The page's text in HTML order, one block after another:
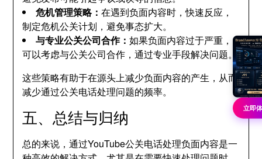
危机管理策略：在遇到负面内容时，快速反应，
制定危机公关计划，避免事态扩大。
与专业公关公司合作：如果负面内容过于严重，
可以考虑与公关公司合作，通过专业手段解决问题。
这些策略有助于在源头上减少负面内容的产生，从而
减少通过公关电话处理问题的频率。
五、总结与归纳
总的来说，通过YouTube公关电话处理负面内容是一
立即